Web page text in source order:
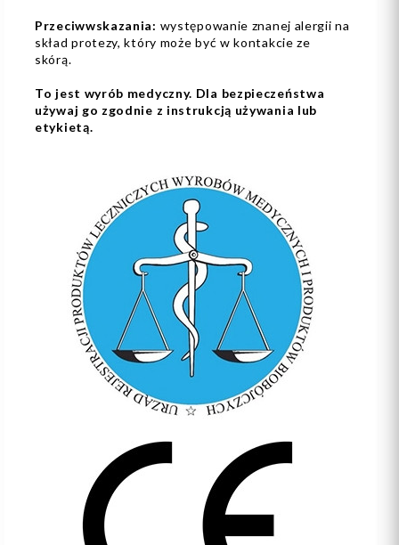
Przeciwwskazania: występowanie znanej alergii na
skład protezy, który może być w kontakcie ze
skórą.
To jest wyrób medyczny. Dla bezpieczeństwa
używaj go zgodnie z instrukcją używania lub
etykietą.